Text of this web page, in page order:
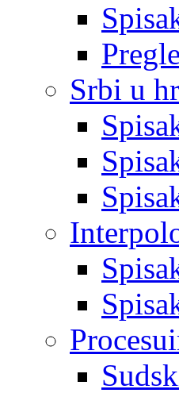
Srbi u